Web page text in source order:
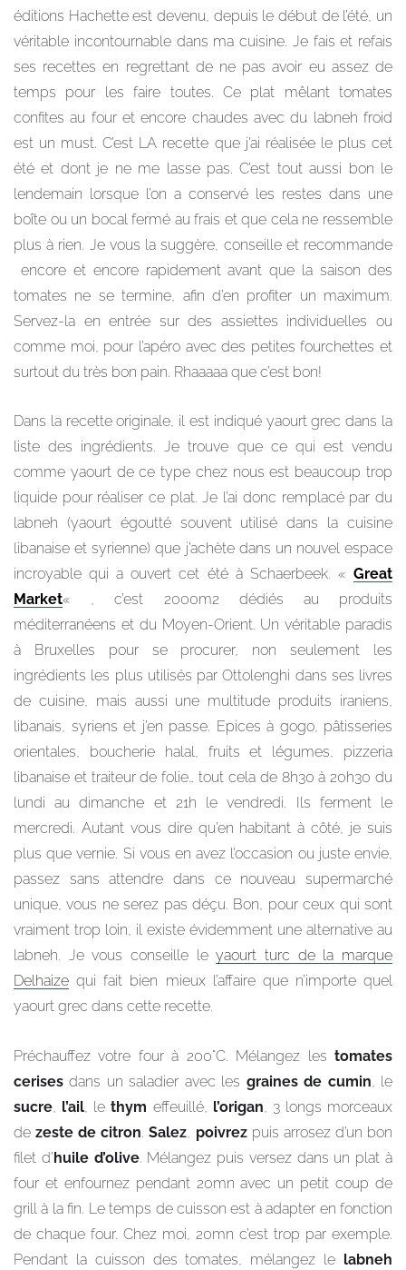
éditions Hachette est devenu, depuis le début de l’été, un
véritable incontournable dans ma cuisine. Je fais et refais
ses recettes en regrettant de ne pas avoir eu assez de
temps pour les faire toutes. Ce plat mêlant tomates
confites au four et encore chaudes avec du labneh froid
est un must. C’est LA recette que j’ai réalisée le plus cet
été et dont je ne me lasse pas. C’est tout aussi bon le
lendemain lorsque l’on a conservé les restes dans une
boîte ou un bocal fermé au frais et que cela ne ressemble
plus à rien. Je vous la suggère, conseille et recommande
encore et encore rapidement avant que la saison des
tomates ne se termine, afin d’en profiter un maximum.
Servez-la en entrée sur des assiettes individuelles ou
comme moi, pour l’apéro avec des petites fourchettes et
surtout du très bon pain. Rhaaaaa que c’est bon!
Dans la recette originale, il est indiqué yaourt grec dans la
liste des ingrédients. Je trouve que ce qui est vendu
comme yaourt de ce type chez nous est beaucoup trop
liquide pour réaliser ce plat. Je l’ai donc remplacé par du
labneh (yaourt égoutté souvent utilisé dans la cuisine
libanaise et syrienne) que j’achète dans un nouvel espace
incroyable qui a ouvert cet été à Schaerbeek. « Great
Market« , c’est 2000m2 dédiés au produits
méditerranéens et du Moyen-Orient. Un véritable paradis
à Bruxelles pour se procurer, non seulement les
ingrédients les plus utilisés par Ottolenghi dans ses livres
de cuisine, mais aussi une multitude produits iraniens,
libanais, syriens et j’en passe. Epices à gogo, pâtisseries
orientales, boucherie halal, fruits et légumes, pizzeria
libanaise et traiteur de folie… tout cela de 8h30 à 20h30 du
lundi au dimanche et 21h le vendredi. Ils ferment le
mercredi. Autant vous dire qu’en habitant à côté, je suis
plus que vernie. Si vous en avez l’occasion ou juste envie,
passez sans attendre dans ce nouveau supermarché
unique, vous ne serez pas déçu. Bon, pour ceux qui sont
vraiment trop loin, il existe évidemment une alternative au
labneh. Je vous conseille leyaourt turc de la marque
Delhaize qui fait bien mieux l’affaire que n’importe quel
yaourt grec dans cette recette.
Préchauffez votre four à 200°C. Mélangez les tomates
cerises dans un saladier avec les graines de cumin , le
sucre l’ail , lethym effeuillé, l’origan , 3 longs morceaux
dezeste de citron .Salez poivrezpuis arrosez d’un bon
filet d’huile d’olive. Mélangez puis versez dans un plat à
four et enfournez pendant 20mn avec un petit coup de
grill à la fin. Le temps de cuisson est à adapter en fonction
de chaque four. Chez moi, 20mn c’est trop par exemple.
Pendant la cuisson des tomates, mélangez le labneh